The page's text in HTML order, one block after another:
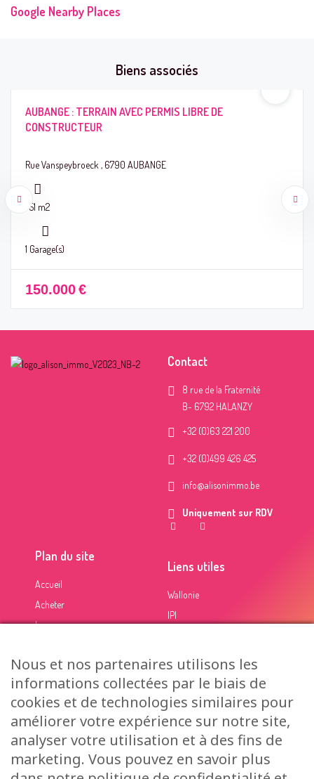
Google Nearby Places
Biens associés
AUBANGE : TERRAIN AVEC PERMIS LIBRE DE
CONSTRUCTEUR
Rue Vanspeybroeck , 6790 AUBANGE
751 m2
1 Garage(s)
150.000€
Contact
8 rue de la Fraternité
B- 6792 HALANZY
+32 (0)63 221 200
+32 (0)499 426 425
info@alisonimmo.be
Uniquement sur RDV
Plan du site
Accueil
Acheter
Louer
A propos
Contact
Liens utiles
Wallonie
IPI
Inside communication
-
Données personnelles- IPI 505 440 - Numéro d'agrément : BTW-BE 0719 958
150
Nous et nos partenaires utilisons les
informations collectées par le biais de
cookies et de technologies similaires pour
améliorer votre expérience sur notre site,
analyser votre utilisation et à des fins de
marketing. Vous pouvez en savoir plus